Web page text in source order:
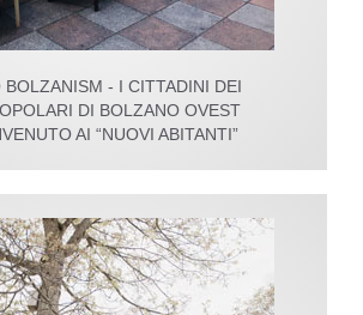
- I CITTADINI DEI
DI BOLZANO OVEST
AI “NUOVI ABITANTI”